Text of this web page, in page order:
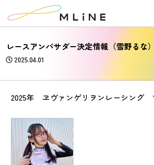
レースアンバサダー決定情報（雪野るな）
2025.04.01
2025年 ヱヴァンゲリヲンレーシング